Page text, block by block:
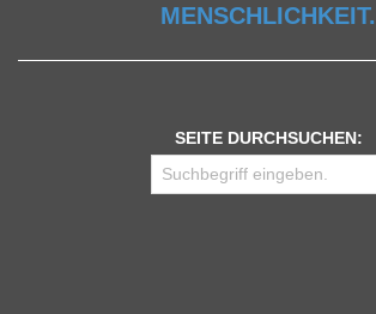
MENSCHLICHKEIT.
SEITE DURCHSUCHEN: